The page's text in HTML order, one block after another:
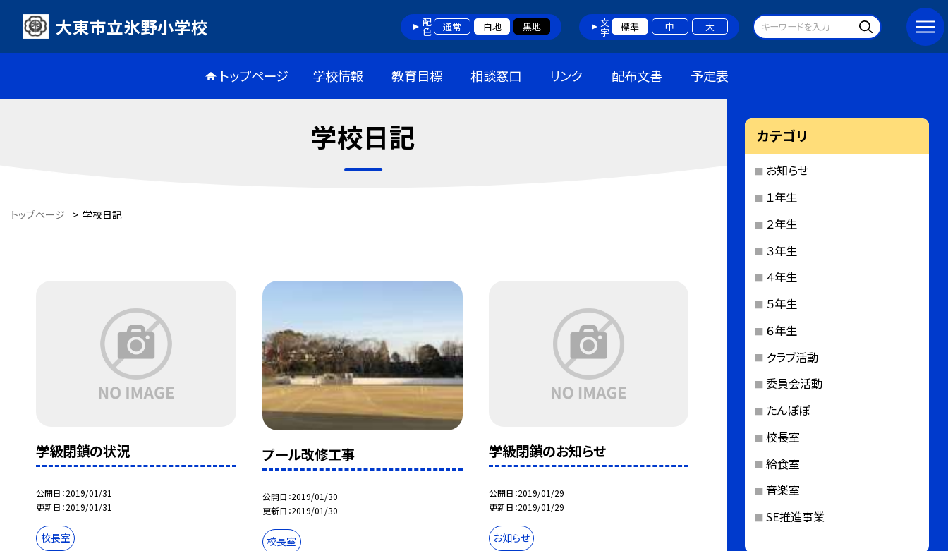
大東市立氷野小学校 配色 通常 白地 黒地 文字 標準 中 大
トップページ 学校情報 教育目標 相談窓口 リンク 配布文書 予定表
学校日記
トップページ > 学校日記
学級閉鎖の状況
公開日 2019/01/31
更新日 2019/01/31
校長室
プール改修工事
公開日 2019/01/30
更新日 2019/01/30
校長室
学級閉鎖のお知らせ
公開日 2019/01/29
更新日 2019/01/29
お知らせ
カテゴリ
お知らせ
１年生
２年生
３年生
４年生
５年生
６年生
クラブ活動
委員会活動
たんぽぽ
校長室
給食室
音楽室
SE推進事業